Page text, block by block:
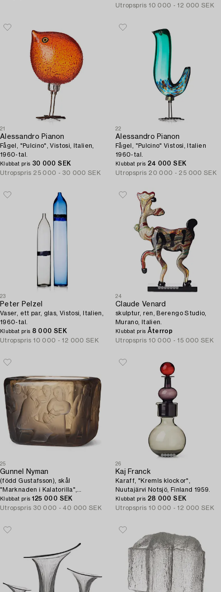
Utropspris 10 000 - 12 000 SEK
21
Alessandro Pianon
Fågel, "Pulcino", Vistosi, Italien,
1960-tal.
Klubbat pris 30 000 SEK
Utropspris 25 000 - 30 000 SEK
22
Alessandro Pianon
Fågel, "Pulcino" Vistosi, Italien
1960-tal.
Klubbat pris 24 000 SEK
Utropspris 20 000 - 25 000 SEK
23
Peter Pelzel
Vaser, ett par, glas, Vistosi, Italien,
1960-tal.
Klubbat pris 8 000 SEK
Utropspris 10 000 - 12 000 SEK
24
Claude Venard
skulptur, ren, Berengo Studio,
Murano, Italien.
Klubbat pris Återrop
Utropspris 10 000 - 15 000 SEK
25
Gunnel Nyman
(född Gustafsson), skål
"Marknaden i Kalatorilla",
Riihimäki, Finland 1937.
Klubbat pris 125 000 SEK
Utropspris 30 000 - 40 000 SEK
26
Kaj Franck
Karaff, "Kremls klockor",
Nuutajärvi Notsjö, Finland 1959.
Klubbat pris 28 000 SEK
Utropspris 10 000 - 12 000 SEK